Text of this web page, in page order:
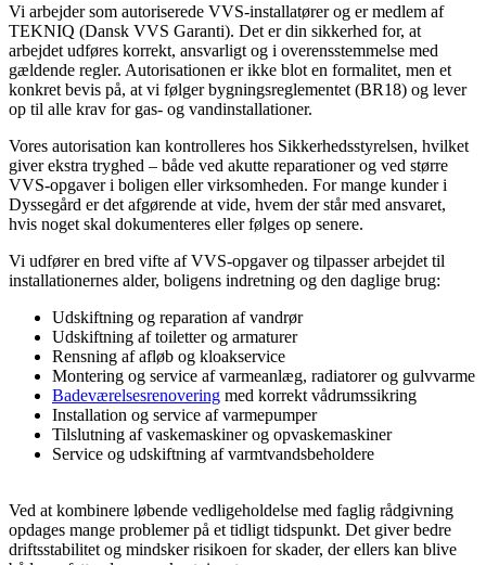
Vi arbejder som autoriserede VVS-installatører og er medlem af
TEKNIQ (Dansk VVS Garanti). Det er din sikkerhed for, at
arbejdet udføres korrekt, ansvarligt og i overensstemmelse med
gældende regler. Autorisationen er ikke blot en formalitet, men et
konkret bevis på, at vi følger bygningsreglementet (BR18) og lever
op til alle krav for gas- og vandinstallationer.
Vores autorisation kan kontrolleres hos Sikkerhedsstyrelsen, hvilket
giver ekstra tryghed – både ved akutte reparationer og ved større
VVS-opgaver i boligen eller virksomheden. For mange kunder i
Dyssegård er det afgørende at vide, hvem der står med ansvaret,
hvis noget skal dokumenteres eller følges op senere.
Vi udfører en bred vifte af VVS-opgaver og tilpasser arbejdet til
installationernes alder, boligens indretning og den daglige brug:
Udskiftning og reparation af vandrør
Udskiftning af toiletter og armaturer
Rensning af afløb og kloakservice
Montering og service af varmeanlæg, radiatorer og gulvvarme
Badeværelsesrenovering med korrekt vådrumssikring
Installation og service af varmepumper
Tilslutning af vaskemaskiner og opvaskemaskiner
Service og udskiftning af varmtvandsbeholdere
Ved at kombinere løbende vedligeholdelse med faglig rådgivning
opdages mange problemer på et tidligt tidspunkt. Det giver bedre
driftsstabilitet og mindsker risikoen for skader, der ellers kan blive